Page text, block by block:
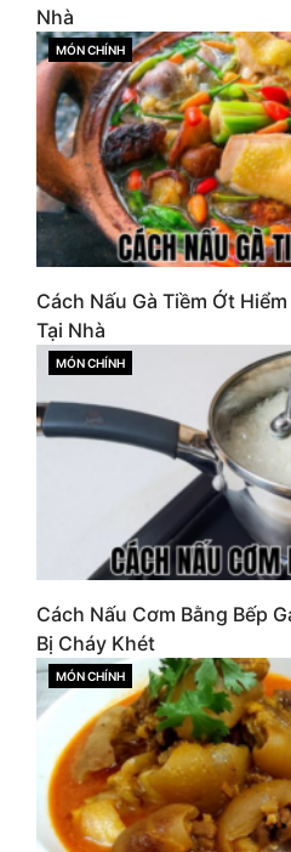
Nhà
CATEGORIES
MÓN CHÍNH
Cách Nấu Gà Tiềm Ớt
Tại Nhà
CATEGORIES
MÓN CHÍNH
Cách Nấu Cơm Bằng Bếp
Bị Cháy Khét
CATEGORIES
MÓN CHÍNH